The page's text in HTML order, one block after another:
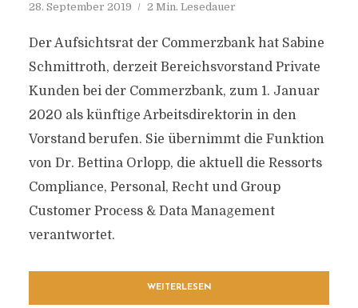
28. September 2019 2 Min. Lesedauer
Der Aufsichtsrat der Commerzbank hat Sabine
Schmittroth, derzeit Bereichsvorstand Private
Kunden bei der Commerzbank, zum 1. Januar
2020 als künftige Arbeitsdirektorin in den
Vorstand berufen. Sie übernimmt die Funktion
von Dr. Bettina Orlopp, die aktuell die Ressorts
Compliance, Personal, Recht und Group
Customer Process & Data Management
verantwortet.
WEITERLESEN